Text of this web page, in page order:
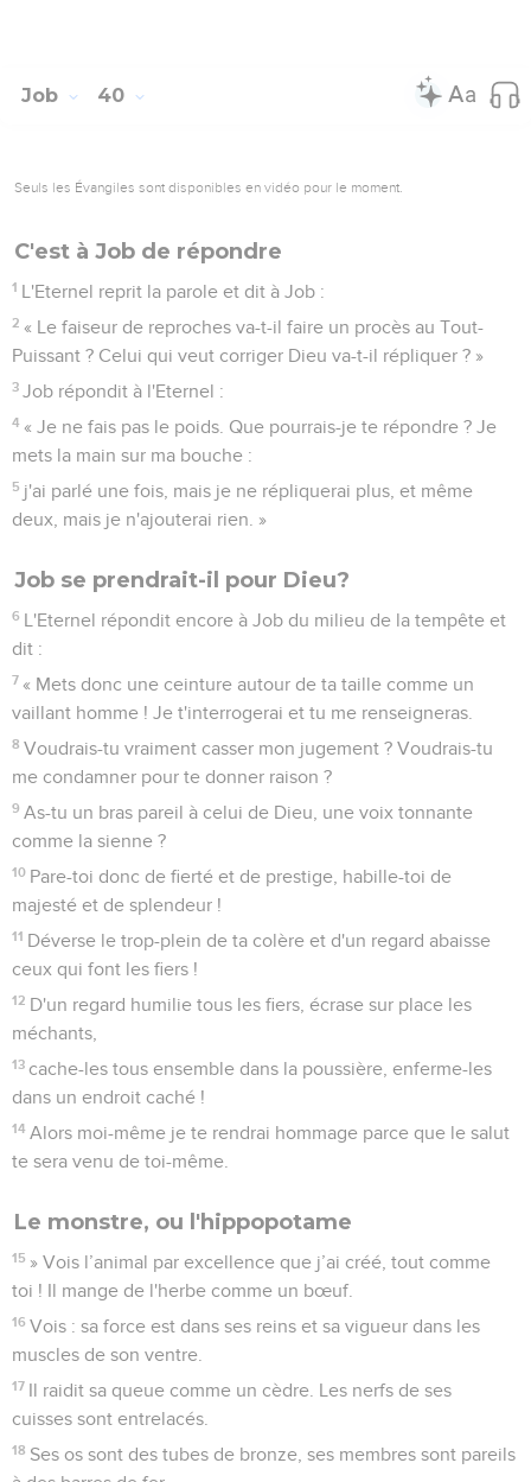
Job 40
Seuls les Évangiles sont disponibles en vidéo pour le moment.
C'est à Job de répondre
1 L'Eternel reprit la parole et dit à Job :
2 « Le faiseur de reproches va-t-il faire un procès au Tout-
Puissant ? Celui qui veut corriger Dieu va-t-il répliquer ? »
3 Job répondit à l'Eternel :
4 « Je ne fais pas le poids. Que pourrais-je te répondre ? Je
mets la main sur ma bouche :
5 j'ai parlé une fois, mais je ne répliquerai plus, et même
deux, mais je n'ajouterai rien. »
Job se prendrait-il pour Dieu?
6 L'Eternel répondit encore à Job du milieu de la tempête et
dit :
7 « Mets donc une ceinture autour de ta taille comme un
vaillant homme ! Je t'interrogerai et tu me renseigneras.
8 Voudrais-tu vraiment casser mon jugement ? Voudrais-tu
me condamner pour te donner raison ?
9 As-tu un bras pareil à celui de Dieu, une voix tonnante
comme la sienne ?
10 Pare-toi donc de fierté et de prestige, habille-toi de
majesté et de splendeur !
11 Déverse le trop-plein de ta colère et d'un regard abaisse
ceux qui font les fiers !
12 D'un regard humilie tous les fiers, écrase sur place les
méchants,
13 cache-les tous ensemble dans la poussière, enferme-les
dans un endroit caché !
14 Alors moi-même je te rendrai hommage parce que le salut
te sera venu de toi-même.
Le monstre, ou l'hippopotame
15 » Vois l’animal par excellence que j’ai créé, tout comme
toi ! Il mange de l'herbe comme un bœuf.
16 Vois : sa force est dans ses reins et sa vigueur dans les
muscles de son ventre.
17 Il raidit sa queue comme un cèdre. Les nerfs de ses
cuisses sont entrelacés.
18 Ses os sont des tubes de bronze, ses membres sont pareils